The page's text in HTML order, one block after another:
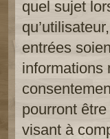
quel sujet
entrées
informations
pourront
visant à